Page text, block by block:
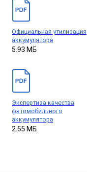
Официальная утилизация
аккумулятора
5.93 МБ
Экспертиза качества
фвтомобильного
аккумулятора
2.55 МБ